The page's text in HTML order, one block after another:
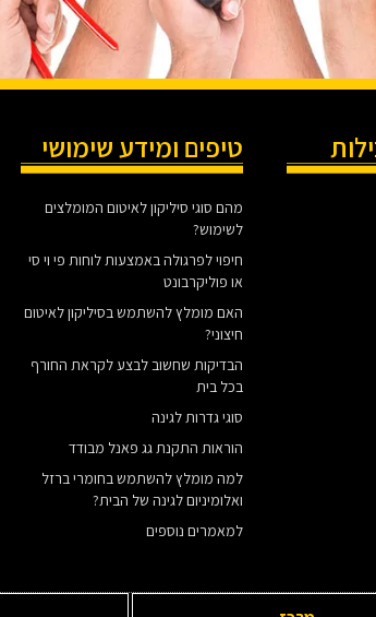
טיפים ומידע שימושי
מהם סוגי סיליקון לאיטום המומלצים
לשימוש?
חיפוי לפרגולה באמצעות לוחות פי וי סי
או פוליקרבונט
האם מומלץ להשתמש בסיליקון לאיטום
חיצוני?
הבדיקות שחשוב לבצע לקראת החורף
בכל בית
סוגי גדרות לגינה
הוראות התקנת גג פאנל מבודד
למה מומלץ להשתמש בחומרי ברזל
ואלומיניום לגינה של הבית?
למאמרים נוספים